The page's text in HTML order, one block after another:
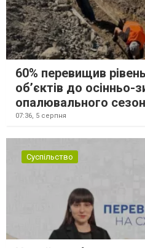
60% перевищив
об’єктів до осінньо-
опалювального
07:36, 5 серпня
Суспільство